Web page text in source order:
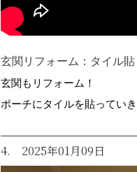
玄関リフォーム：タイル貼
玄関もリフォーム！
ポーチにタイルを貼ってい
4. 2025年01月09日